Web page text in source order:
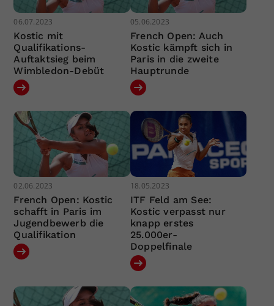
06.07.2023
Kostic mit
Qualifikations-
Auftaktsieg beim
Wimbledon-Debüt
05.06.2023
French Open: Auch
Kostic kämpft sich in
Paris in die zweite
Hauptrunde
02.06.2023
French Open: Kostic
schafft in Paris im
Jugendbewerb die
Qualifikation
18.05.2023
ITF Feld am See:
Kostic verpasst nur
knapp erstes
25.000er-
Doppelfinale